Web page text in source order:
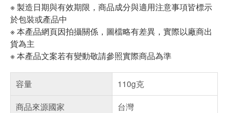
※ 製造日期與有效期限，商品成分與適用注意事項皆標示
於包裝或產品中
※ 本產品網頁因拍攝關係，圖檔略有差異，實際以廠商出
貨為主
※ 本產品文案若有變動敬請參照實際商品為準
容量
110g克
商品來源國家
台灣